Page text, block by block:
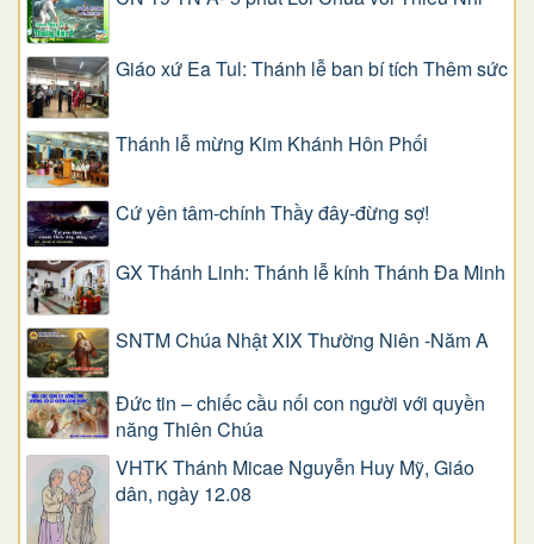
Giáo xứ Ea Tul: Thánh lễ ban bí tích Thêm sức
Thánh lễ mừng Kim Khánh Hôn Phối
Cứ yên tâm-chính Thầy đây-đừng sợ!
GX Thánh Linh: Thánh lễ kính Thánh Đa Minh
SNTM Chúa Nhật XIX Thường Niên -Năm A
Đức tin – chiếc cầu nối con người với quyền
năng Thiên Chúa
VHTK Thánh Micae Nguyễn Huy Mỹ, Giáo
dân, ngày 12.08